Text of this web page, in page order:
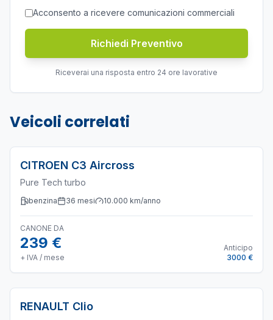
Acconsento a ricevere comunicazioni commerciali
Richiedi Preventivo
Riceverai una risposta entro 24 ore lavorative
Veicoli correlati
CITROEN C3 Aircross
Pure Tech turbo
benzina 36 mesi 10.000 km/anno
CANONE DA
239 €
+ IVA / mese
Anticipo
3000 €
RENAULT Clio